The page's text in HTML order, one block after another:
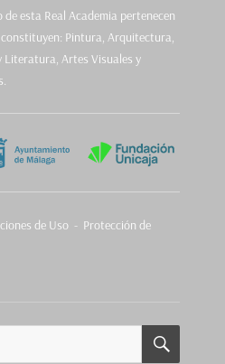
esta Real Academia pertenecen
Pintura, Arquitectura,
Literatura, Artes Visuales y
de Uso - Protección de